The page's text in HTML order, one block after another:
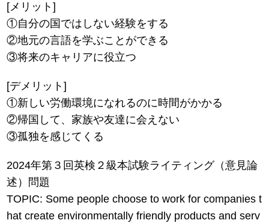
[メリット]
①自分の国ではしない経験をする
②地元の言語を学ぶことができる
③将来のキャリアに役立つ
[デメリット]
①新しい労働環境になれるのに時間がかかる
②帰国して、家族や友達に会えない
③孤独を感じてくる
2024年第３回英検２級本試験ライティング（意見論
述）問題
TOPIC: Some people choose to work for companies t
hat create environmentally friendly products and serv